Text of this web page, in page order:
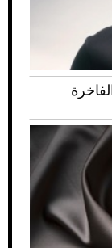
الفاخرة